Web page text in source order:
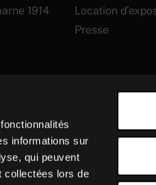
informations sur
qui peuvent
collectées lors de
1914
Location
Presse